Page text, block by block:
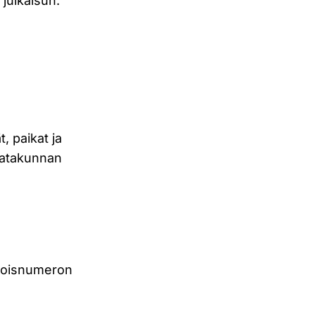
paikat ja